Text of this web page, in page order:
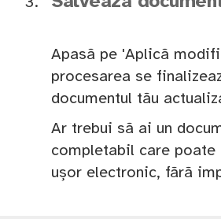
Apasă pe 'Aplică
procesarea se
documentul tău
Ar trebui să ai un
completabil care
ușor electronic, fără